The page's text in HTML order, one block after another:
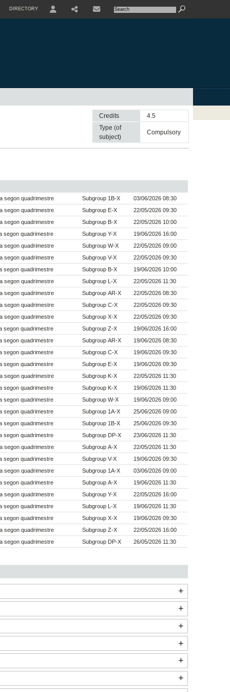
DIRECTORY
Credits
4.5
Type (of
subject)
compulsory
segon quadrimestre Subgroup 1B-X
03/06/2026 08:30
segon quadrimestre
Subgroup E-X
22/05/2026 09:30
segon quadrimestre
Subgroup B-X
22/05/2026 10:00
segon quadrimestre
Subgroup Y-X
19/06/2026 16:00
segon quadrimestre
Subgroup W-X
22/05/2026 09:00
segon quadrimestre
Subgroup V-X
22/05/2026 09:30
segon quadrimestre
Subgroup B-X
19/06/2026 10:00
segon quadrimestre
Subgroup L-X
22/05/2026 11:30
segon quadrimestre
Subgroup AR-X
22/05/2026 08:30
segon quadrimestre
Subgroup C-X
22/05/2026 09:30
segon quadrimestre
Subgroup X-X
22/05/2026 09:30
segon quadrimestre
Subgroup Z-X
19/06/2026 16:00
segon quadrimestre
Subgroup AR-X
19/06/2026 08:30
segon quadrimestre
Subgroup C-X
19/06/2026 09:30
segon quadrimestre
Subgroup E-X
19/06/2026 09:30
segon quadrimestre
Subgroup K-X
22/05/2026 11:30
segon quadrimestre
Subgroup K-X
19/06/2026 11:30
segon quadrimestre
Subgroup W-X
19/06/2026 09:00
segon quadrimestre
Subgroup 1A-X
25/06/2026 09:00
segon quadrimestre
Subgroup 1B-X
25/06/2026 09:30
segon quadrimestre
Subgroup DP-X
23/06/2026 11:30
segon quadrimestre
Subgroup A-X
22/05/2026 11:30
segon quadrimestre
Subgroup V-X
19/06/2026 09:30
segon quadrimestre
Subgroup 1A-X
03/06/2026 09:00
segon quadrimestre
Subgroup A-X
19/06/2026 11:30
segon quadrimestre
Subgroup Y-X
22/05/2026 16:00
segon quadrimestre
Subgroup L-X
19/06/2026 11:30
segon quadrimestre
Subgroup X-X
19/06/2026 09:30
segon quadrimestre
Subgroup Z-X
22/05/2026 16:00
segon quadrimestre
Subgroup DP-X 26/05/2026 11:30